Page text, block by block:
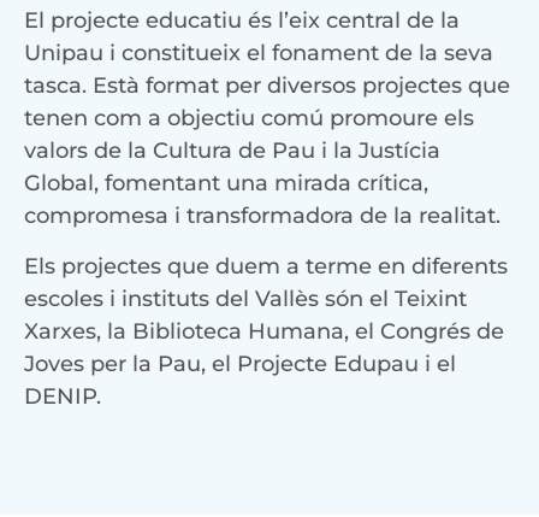
El projecte educatiu és l’eix central de la
Unipau i constitueix el fonament de la seva
tasca. Està format per diversos projectes que
tenen com a objectiu comú promoure els
valors de la Cultura de Pau i la Justícia
Global, fomentant una mirada crítica,
compromesa i transformadora de la realitat.
Els projectes que duem a terme en diferents
escoles i instituts del Vallès són el Teixint
Xarxes, la Biblioteca Humana, el Congrés de
Joves per la Pau, el Projecte Edupau i el
DENIP.